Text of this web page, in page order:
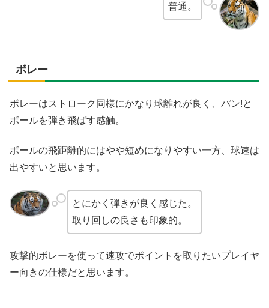
普通。
ボレー
ボレーはストローク同様にかなり球離れが良く、パン!と
ボールを弾き飛ばす感触。
ボールの飛距離的にはやや短めになりやすい一方、球速は
出やすいと思います。
とにかく弾きが良く感じた。
取り回しの良さも印象的。
攻撃的ボレーを使って速攻でポイントを取りたいプレイヤ
ー向きの仕様だと思います。